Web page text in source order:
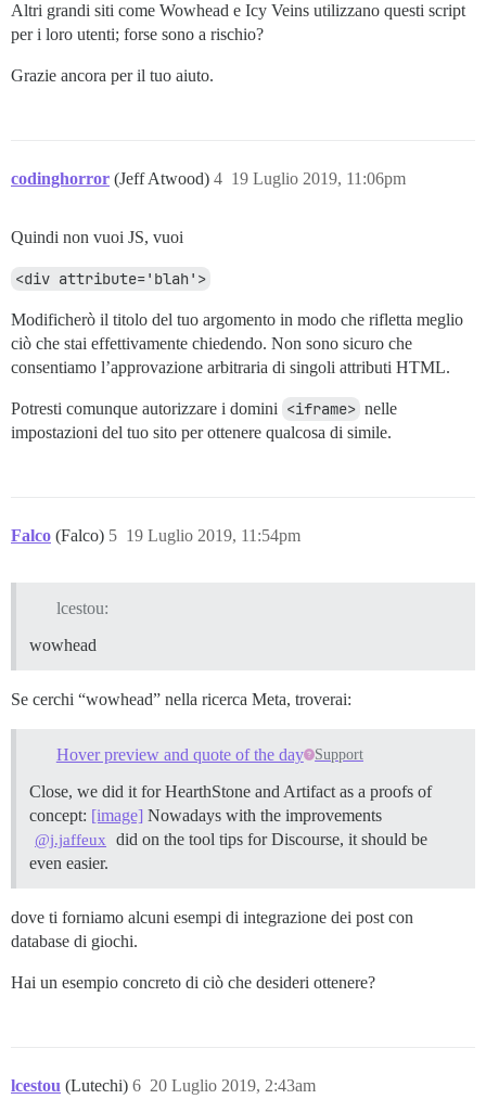
Altri grandi siti come Wowhead e Icy Veins utilizzano questi script
per i loro utenti; forse sono a rischio?
Grazie ancora per il tuo aiuto.
codinghorror (Jeff Atwood) 19 Luglio 2019, 11:06pm
4
Quindi non vuoi JS, vuoi
<div attribute='blah'>
Modificherò il titolo del tuo argomento in modo che rifletta meglio
ciò che stai effettivamente chiedendo. Non sono sicuro che
consentiamo l’approvazione arbitraria di singoli attributi HTML.
Potresti comunque autorizzare i domini <iframe> nelle
impostazioni del tuo sito per ottenere qualcosa di simile.
Falco (Falco) 19 Luglio 2019, 11:54pm
5
lcestou:
wowhead
Se cerchi “wowhead” nella ricerca Meta, troverai:
Hover preview and quote of the day Support
Close, we did it for HearthStone and Artifact as a proofs of
concept: [image] Nowadays with the improvements
@j.jaffeux
did on the tool tips for Discourse, it should be
even easier.
dove ti forniamo alcuni esempi di integrazione dei post con
database di giochi.
Hai un esempio concreto di ciò che desideri ottenere?
lcestou (Lutechi) 20 Luglio 2019, 2:43am
6